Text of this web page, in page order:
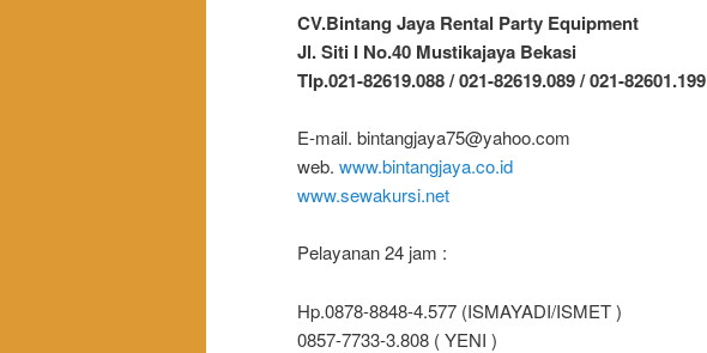
CV.Bintang Jaya Rental Party Equipment
Jl. Siti I No.40 Mustikajaya Bekasi
Tlp.021-82619.088 / 021-82619.089 / 021-82601.199
E-mail. bintangjaya75@yahoo.com
web. www.bintangjaya.co.id
www.sewakursi.net
Pelayanan 24 jam :
Hp.0878-8848-4.577 (ISMAYADI/ISMET )
0857-7733-3.808 ( YENI )